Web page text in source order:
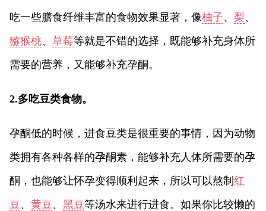
吃一些膳食纤维丰富的食物效果显著，像柚子、 梨、
猕猴桃、 草莓等就是不错的选择，既能够补充身体所
需要的营养，又能够补充孕酮。
2.多吃豆类食物。
孕酮低的时候，进食豆类是很重要的事情，因为动物
类拥有各种各样的孕酮素，能够补充人体所需要的孕
酮，也能够让怀孕变得顺利起来，所以可以熬制 红
豆 、 黄豆 、 黑豆等汤水来进行进食。如果你比较懒的